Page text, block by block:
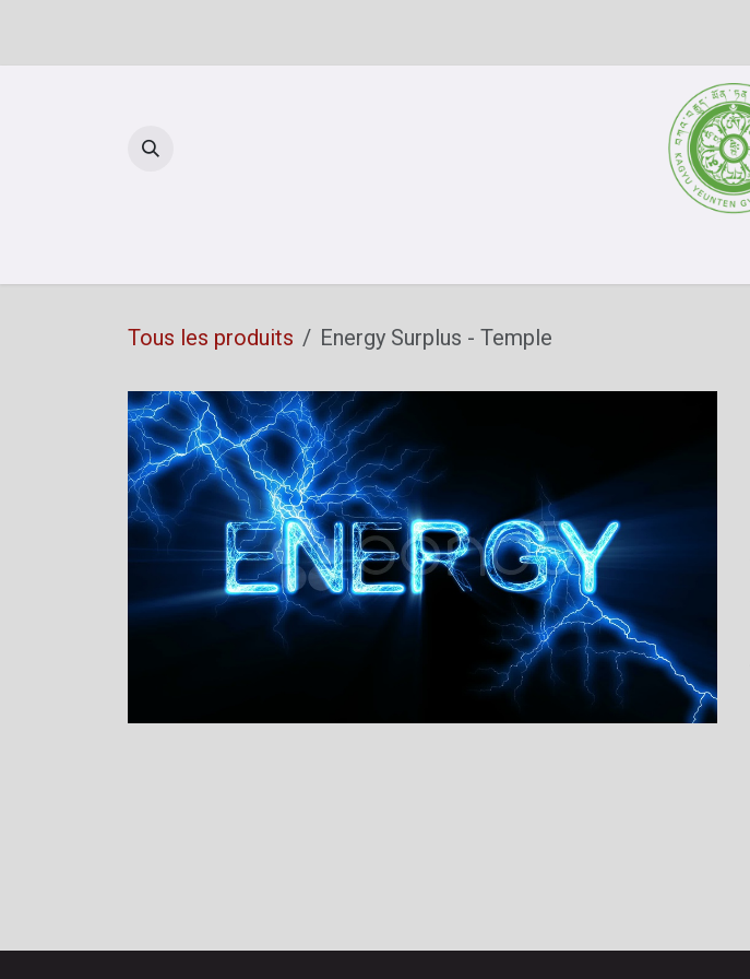
Tous les produits Energy Surplus - Temple